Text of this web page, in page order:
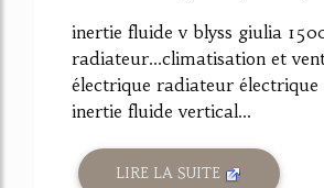
inertie fluide v blyss giulia
radiateur...climatisation et
électrique radiateur
inertie fluide vertical...
LIRE LA SUITE